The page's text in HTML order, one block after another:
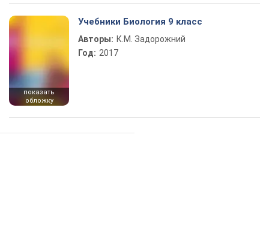
показать
обложку
Учебники Биология 9 класс
Авторы: К.М. Задорожний
Год: 2017